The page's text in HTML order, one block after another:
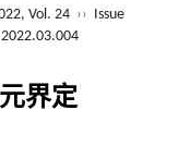
Vol. 24 ›› Issue
界定